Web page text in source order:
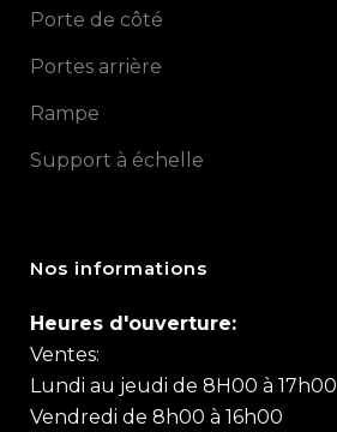
Porte de côté
Portes arrière
Rampe
Support à échelle
Nos informations
Heures d'ouverture:
Ventes:
Lundi au jeudi de 8H00 à 17h00
Vendredi de 8h00 à 16h00